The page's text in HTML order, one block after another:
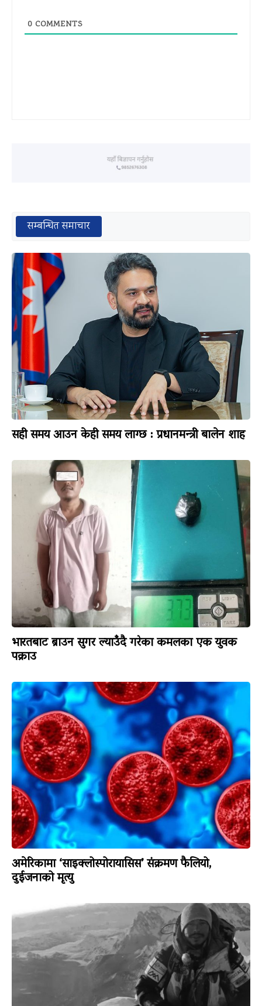
0 COMMENTS
सम्बन्धित समाचार
सही समय आउन केही समय लाग्छ : प्रधानमन्त्री बालेन शाह
भारतबाट ब्राउन सुगर ल्याउँदै गरेका कमलका एक युवक
पक्राउ
अमेरिकामा ‘साइक्लोस्पोरायासिस’ संक्रमण फैलियो,
दुईजनाको मृत्यु